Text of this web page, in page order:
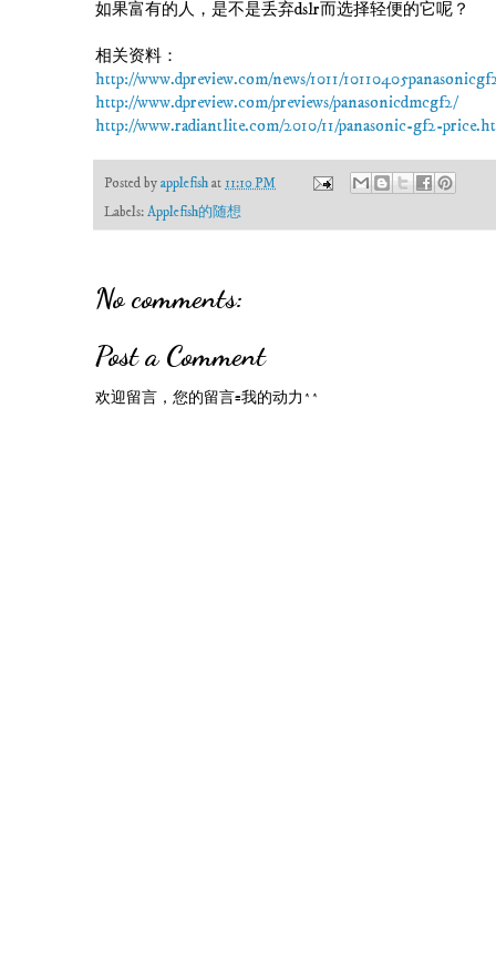
如果富有的人，是不是丢弃dslr而选择轻便的它呢？
相关资料：
http://www.dpreview.com/news/1011/
http://www.dpreview.com/previews/panasonicdmcgf2/
http://www.radiantlite.com/2010/11/panasonic-gf2-
Posted by applefish at 11:10 PM
Labels: Applefish的随想
No comments:
Post a Comment
欢迎留言，您的留言=我的动力^^